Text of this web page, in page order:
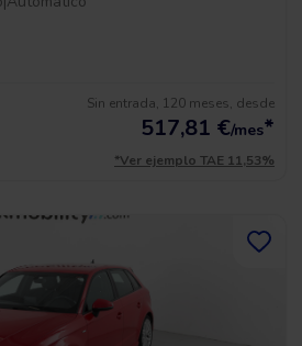
Sin entrada, 120 meses, desde
517,81 €/mes*
*Ver ejemplo TAE 11,53%